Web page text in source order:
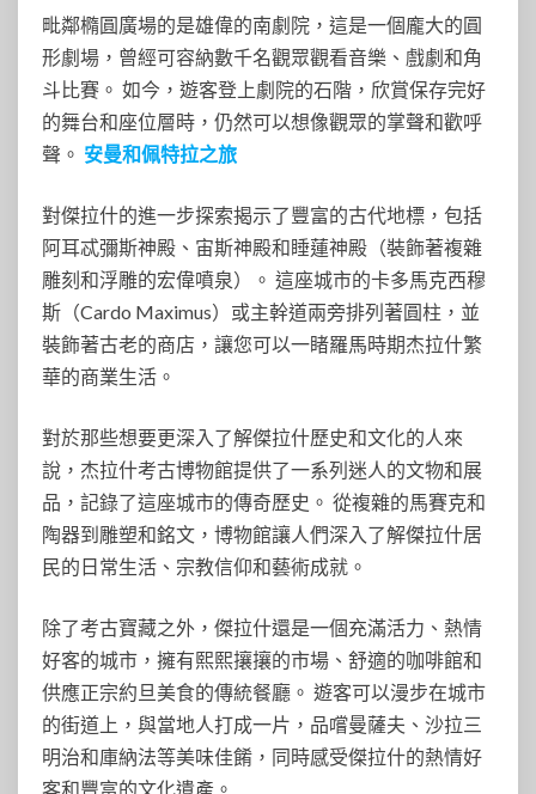
毗鄰橢圓廣場的是雄偉的南劇院，這是一個龐大的圓
形劇場，曾經可容納數千名觀眾觀看音樂、戲劇和角
斗比賽。 如今，遊客登上劇院的石階，欣賞保存完好
的舞台和座位層時，仍然可以想像觀眾的掌聲和歡呼
聲。 安曼和佩特拉之旅
對傑拉什的進一步探索揭示了豐富的古代地標，包括
阿耳忒彌斯神殿、宙斯神殿和睡蓮神殿（裝飾著複雜
雕刻和浮雕的宏偉噴泉）。 這座城市的卡多馬克西穆
斯（Cardo Maximus）或主幹道兩旁排列著圓柱，並
裝飾著古老的商店，讓您可以一睹羅馬時期杰拉什繁
華的商業生活。
對於那些想要更深入了解傑拉什歷史和文化的人來
說，杰拉什考古博物館提供了一系列迷人的文物和展
品，記錄了這座城市的傳奇歷史。 從複雜的馬賽克和
陶器到雕塑和銘文，博物館讓人們深入了解傑拉什居
民的日常生活、宗教信仰和藝術成就。
除了考古寶藏之外，傑拉什還是一個充滿活力、熱情
好客的城市，擁有熙熙攘攘的市場、舒適的咖啡館和
供應正宗約旦美食的傳統餐廳。 遊客可以漫步在城市
的街道上，與當地人打成一片，品嚐曼薩夫、沙拉三
明治和庫納法等美味佳餚，同時感受傑拉什的熱情好
客和豐富的文化遺產。